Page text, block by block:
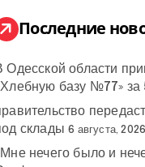
Последние
Одесской области
базу №77» за
склады 6 августа, 2026
нечего было и